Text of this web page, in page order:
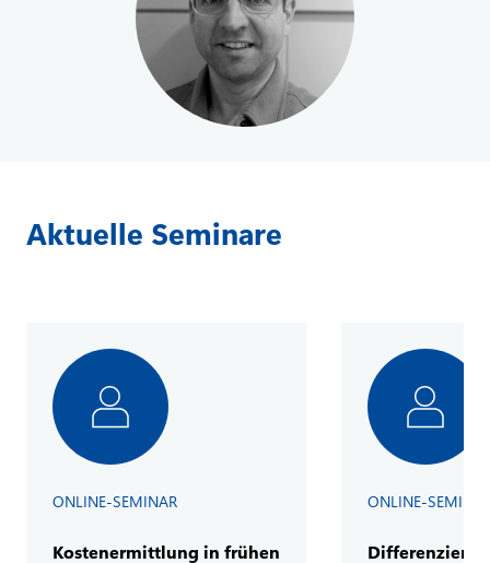
Aktuelle Seminare
ONLINE-SEMINAR
Kostenermittlung in frühen
ONLINE-
Differenzierte